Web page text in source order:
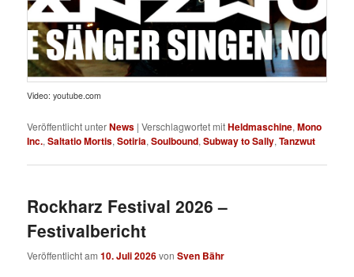
Video: youtube.com
Veröffentlicht unterNews |Verschlagwortet mitHeldmaschine,Mono
Inc.,Saltatio Mortis,Sotiria,Soulbound,Subway to Sally,Tanzwut
Rockharz Festival 2026 –
Festivalbericht
Veröffentlicht am10. Juli 2026vonSven Bähr